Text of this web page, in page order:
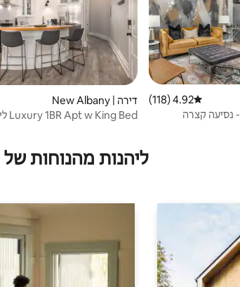
דירוג ממוצע של 4.92 מתוך 5, 118 ביקורות
4.92 (118)
The Curated Chateau - נסיעה קצרה
דירה | New Albany
ליהנות מהנוחות